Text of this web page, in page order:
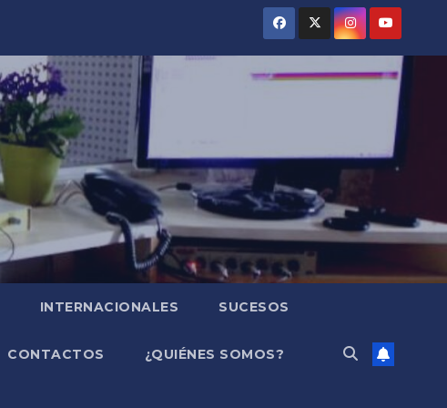
INTERNACIONALES SUCESOS
CONTACTOS ¿QUIÉNES SOMOS?